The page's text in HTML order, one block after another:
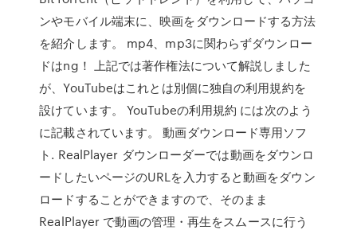
ンやモバイル端末に、映画をダウンロードする方法
を紹介します。 mp4、mp3に関わらずダウンロー
ドはng！ 上記では著作権法について解説しました
が、YouTubeはこれとは別個に独自の利用規約を
設けています。 YouTubeの利用規約 には次のよう
に記載されています。 動画ダウンロード専用ソフ
ト. RealPlayer ダウンローダーでは動画をダウンロ
ードしたいページのURLを入力すると動画をダウン
ロードすることができますので、そのまま
RealPlayer で動画の管理・再生をスムースに行う